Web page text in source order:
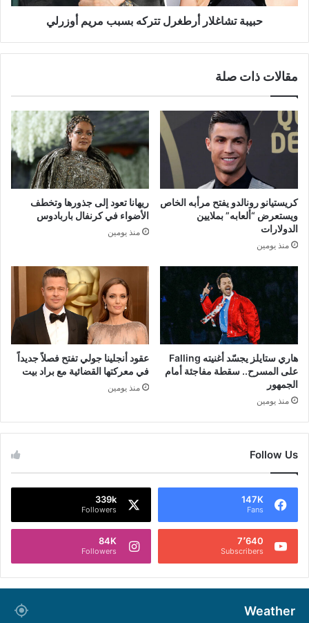
حبيبة تشاغلار أرطغرل تتركه بسبب مريم أوزرلي
مقالات ذات صلة
كريستيانو رونالدو يفتح مرأبه الخاص
ويستعرض “ألعابه” بملايين
الدولارات
منذ يومين
ريهانا تعود إلى جذورها وتخطف
الأضواء في كرنفال باربادوس
منذ يومين
هاري ستايلز يجسّد أغنيته Falling
على المسرح.. سقطة مفاجئة أمام
الجمهور
منذ يومين
عقود أنجلينا جولي تفتح فصلاً جديداً
في معركتها القضائية مع براد بيت
منذ يومين
Follow Us
147K
Fans
339k
Followers
7٬640
Subscribers
84K
Followers
Weather